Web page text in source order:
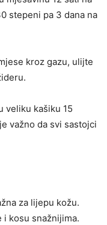
stepeni pa 3 dana na
kroz gazu, ulijte
veliku kašiku 15
važno da svi sastojci
za lijepu kožu.
kosu snažnijima.